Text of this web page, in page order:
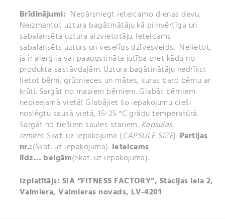
Brīdinājumi: Nepārsniegt ieteicamo dienas devu.
Neizmantot uztura bagātinātāju kā pilnvērtīga un
sabalansēta uztura aizvietotāju. Ieteicams
sabalansēts uzturs un veselīgs dzīvesveids. Nelietot,
ja ir alerģija vai paaugstināta jutība pret kādu no
produkta sastāvdaļām. Uztura bagātinātāju nedrīkst
lietot bērni, grūtnieces un mātes, kuras baro bērnu ar
krūti. Sargāt no maziem bērniem. Glabāt bērniem
nepieejamā vietā! Glabājiet šo iepakojumu cieši
noslēgtu sausā vietā, 15-25 °C grādu temperatūrā.
Sargāt no tiešiem saules stariem. Kapsulas
izmērs: Skat. uz iepakojuma (CAPSULE SIZE). Partijas
nr.:(Skat. uz iepakojuma). Ieteicams
līdz… beigām(Skat. uz iepakojuma).
Izplatītājs: SIA “FITNESS FACTORY”, Stacijas iela 2,
Valmiera, Valmieras novads, LV-4201